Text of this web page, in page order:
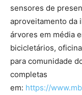
sensores de
aproveitamento da
árvores em média
bicicletários,
para comunidade
completas
em: https://